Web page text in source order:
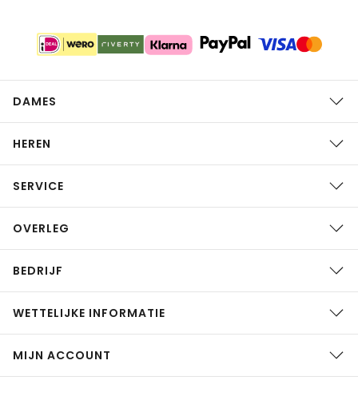
DAMES
HEREN
SERVICE
OVERLEG
BEDRIJF
WETTELIJKE INFORMATIE
MIJN ACCOUNT